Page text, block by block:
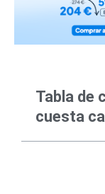
Tabla de
cuesta